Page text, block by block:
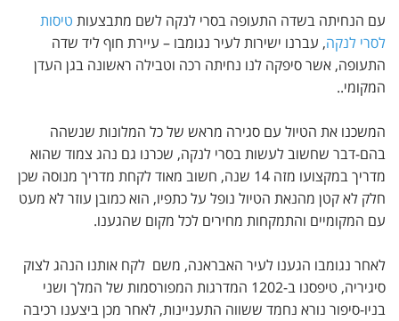
עם הנחיתה בשדה התעופה בסרי לנקה לשם מתבצעות טיסות
לסרי לנקה, עברנו ישירות לעיר נגומבו – עיירת חוף ליד שדה
התעופה, אשר סיפקה לנו נחיתה רכה וטבילה ראשונה בגן העדן
המקומי..
המשכנו את הטיול עם סגירה מראש של כל המלונות שנשהה
בהם-דבר שחשוב לעשות בסרי לנקה, שכרנו גם נהג צמוד שהוא
מדריך במקצועו מזה 14 שנה, חשוב מאוד לקחת מדריך מנוסה שכן
חלק לא קטן מהנאת הטיול נופל על כתפיו, הוא כמובן עוזר לא מעט
עם המקומיים והתמקחות מחירים לכל מקום שהגענו.
לאחר נגומבו הגענו לעיר האבראנה, משם לקח אותנו הנהג לצוק
סיגיריה, טיפסנו ב-1202 המדרגות המפורסמות של המלך ושני
בניו-סיפור נורא נחמד ששווה התעניינות, לאחר מכן ביצענו רכיבה